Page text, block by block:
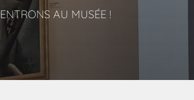
ENTRONS AU MUSÉE !